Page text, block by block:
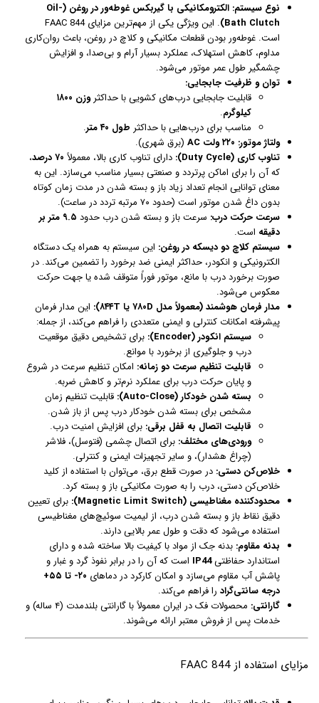
نوع سیستم:
الکترومکانیکی با گیربکس غوطه‌ور در روغن (Oil-
Bath Clutch)
. این ویژگی یکی از مهم‌ترین مزایای FAAC 844
است. غوطه‌ور بودن قطعات مکانیکی و کلاچ در روغن، باعث روان‌کاری
مداوم، کاهش استهلاک، عملکرد بسیار آرام و بی‌صدا، و افزایش
چشمگیر طول عمر موتور می‌شود.
توان و ظرفیت جابجایی:
قابلیت جابجایی درب‌های کشویی با حداکثر
وزن ۱۸۰۰
کیلوگرم.
مناسب برای درب‌هایی با حداکثر طول ۴۰ متر
.
ولتاژ موتور: ۲۲۰ ولت AC
(برق شهری).
تناوب کاری (Duty Cycle):
دارای تناوب کاری بالا، معمولاً ۷۰ درصد
،
که آن را برای اماکن پرتردد و صنعتی بسیار مناسب می‌سازد. این به
معنای توانایی انجام تعداد زیاد باز و بسته شدن در مدت زمان کوتاه
بدون داغ شدن موتور است (حدود ۷۰ مرتبه تردد در ساعت).
سرعت حرکت درب: سرعت باز و بسته شدن درب حدود
۹.۵ متر بر
دقیقه است.
سیستم کلاچ دو دیسکه در روغن: این سیستم به همراه یک دستگاه
الکترونیکی و انکودر، حداکثر ایمنی ضد برخورد را تضمین می‌کند. در
صورت برخورد درب با مانع، موتور فوراً متوقف شده یا جهت حرکت
معکوس می‌شود.
مدار فرمان هوشمند (معمولاً مدل ۷۸۰D یا ۸۴۴T):
این مدار فرمان
پیشرفته امکانات کنترلی و ایمنی متعددی را فراهم می‌کند، از جمله:
سیستم انکودر (Encoder):
برای تشخیص دقیق موقعیت
درب و جلوگیری از برخورد با موانع.
قابلیت تنظیم سرعت دو زمانه: امکان تنظیم سرعت در شروع
و پایان حرکت درب برای عملکرد نرم‌تر و کاهش ضربه.
بسته شدن خودکار (Auto-Close):
قابلیت تنظیم زمان
مشخص برای بسته شدن خودکار درب پس از باز شدن.
قابلیت اتصال به قفل برقی: برای افزایش امنیت درب.
ورودی‌های مختلف: برای اتصال چشمی (فتوسل)، فلاشر
(چراغ هشدار)، و سایر تجهیزات ایمنی و کنترلی.
خلاص‌کن دستی: در صورت قطع برق، می‌توان با استفاده از کلید
خلاص‌کن دستی، درب را به صورت مکانیکی باز و بسته کرد.
محدودکننده مغناطیسی (Magnetic Limit Switch):
برای تعیین
دقیق نقاط باز و بسته شدن درب، از لیمیت سوئیچ‌های مغناطیسی
استفاده می‌شود که دقت و طول عمر بالایی دارند.
بدنه مقاوم: بدنه جک از مواد با کیفیت بالا ساخته شده و دارای
استاندارد حفاظتیIP44 است که آن را در برابر نفوذ گرد و غبار و
پاشش آب مقاوم می‌سازد و امکان کارکرد در دماهای
۲۰- تا ۵۵+
درجه سانتی‌گراد را فراهم می‌کند.
گارانتی:
محصولات فک در ایران معمولاً با گارانتی بلندمدت (۴ ساله) و
خدمات پس از فروش معتبر ارائه می‌شوند.
مزایای استفاده از FAAC 844